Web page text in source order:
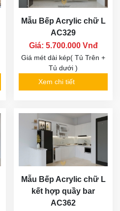
Mẫu Bếp Acrylic chữ L
AC329
Giá: 5.700.000 Vnđ
Giá mét dài kép( Tủ Trên +
Tủ dưới )
Xem chi tiết
Mẫu Bếp Acrylic chữ L
kết hợp quầy bar
AC362